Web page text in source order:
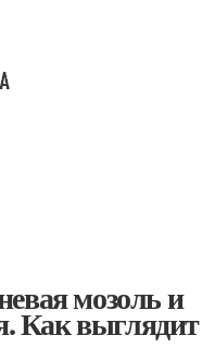
мозоль и
Как выглядит